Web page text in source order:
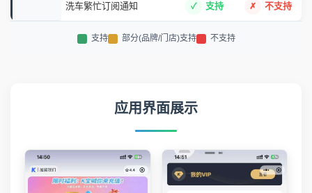
洗车繁忙订阅通知 支持 不支持
支持 部分(品牌/门店)支持 不支持
应用界面展示